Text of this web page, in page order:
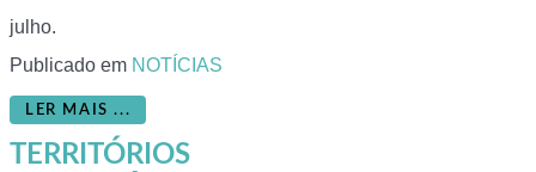
julho.
Publicado em NOTÍCIAS
LER MAIS ...
TERRITÓRIOS